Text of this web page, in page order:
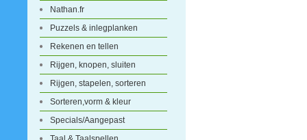
Nathan.fr
Puzzels & inlegplanken
Rekenen en tellen
Rijgen, knopen, sluiten
Rijgen, stapelen, sorteren
Sorteren,vorm & kleur
Specials/Aangepast